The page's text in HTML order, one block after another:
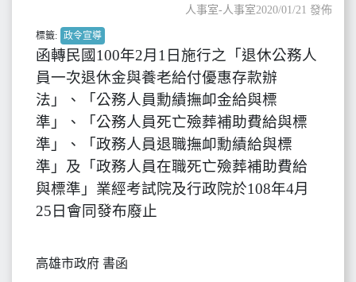
人事室-人事室2020/01/21 發佈
標籤: 政令宣導
函轉民國100年2月1日施行之「退休公務人
員一次退休金與養老給付優惠存款辦
法」、「公務人員勳績撫卹金給與標
準」、「公務人員死亡殮葬補助費給與標
準」、「政務人員退職撫卹勳績給與標
準」及「政務人員在職死亡殮葬補助費給
與標準」業經考試院及行政院於108年4月
25日會同發布廢止
高雄市政府 書函